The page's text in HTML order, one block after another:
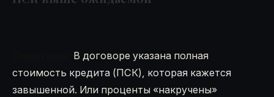
В договоре указана полная
стоимость кредита (ПСК), которая кажется
завышенной. Или проценты «накручены»